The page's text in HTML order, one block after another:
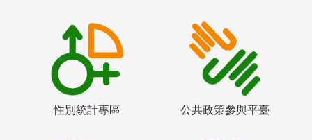
性別統計專區 公共政策參與平臺